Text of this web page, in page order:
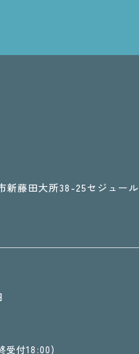
新藤田大所38-25セジュー
受付18:00)